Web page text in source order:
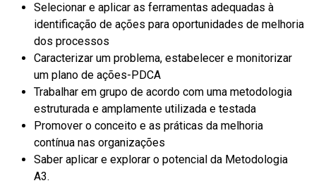
Selecionar e aplicar as ferramentas adequadas à
identificação de ações para oportunidades de melhoria
dos processos
Caracterizar um problema, estabelecer e monitorizar
um plano de ações-PDCA
Trabalhar em grupo de acordo com uma metodologia
estruturada e amplamente utilizada e testada
Promover o conceito e as práticas da melhoria
contínua nas organizações
Saber aplicar e explorar o potencial da Metodologia
A3.